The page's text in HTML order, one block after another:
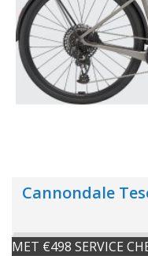
Cannondale
MET €498 SERVICE